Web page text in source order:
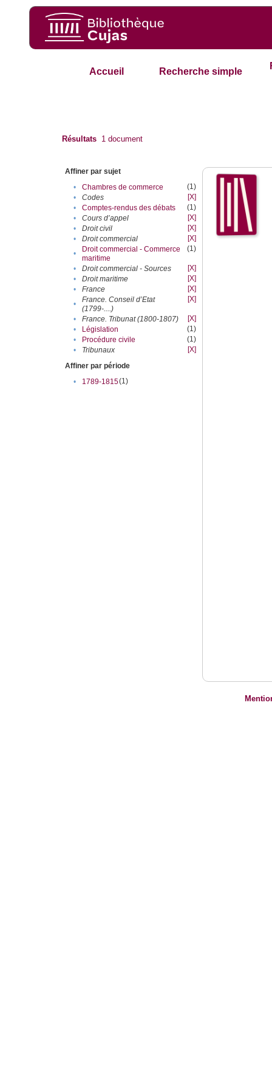
Accueil Recherche simple
Résultats 1 document
Affiner par sujet
•
Chambres de commerce
(1)
•
Codes
[X]
•
Comptes-rendus des débats
(1)
•
Cours d’appel
[X]
•
Droit civil
[X]
•
Droit commercial
[X]
•
Droit commercial - Commerce
maritime
(1)
• Droit commercial - Sources
[X]
•
Droit maritime
[X]
•
France
[X]
•
France. Conseil d’Etat
(1799-....)
[X]
• France. Tribunat (1800-1807)
[X]
•
Législation
(1)
•
Procédure civile
(1)
•
Tribunaux
[X]
Affiner par période
•
1789-1815(1)